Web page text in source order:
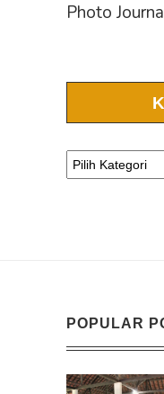
Photo
POPULAR